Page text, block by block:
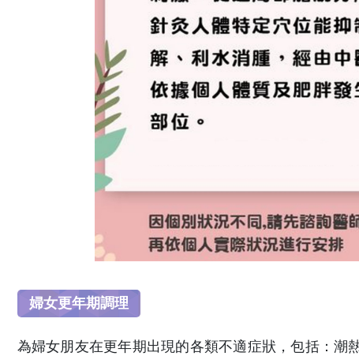
婦女更年期調理
為婦女朋友在更年期出現的各類不適症狀，包括：潮